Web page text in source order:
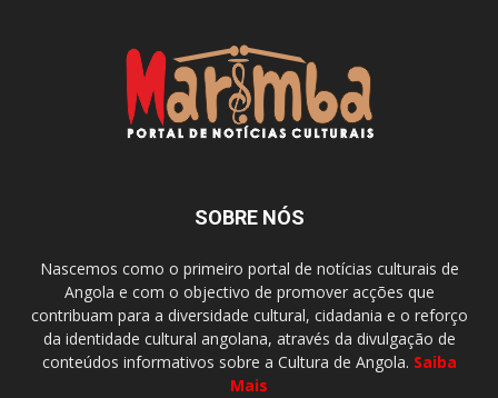
SOBRE NÓS
Nascemos como o primeiro portal de notícias culturais de
Angola e com o objectivo de promover acções que
contribuam para a diversidade cultural, cidadania e o reforço
da identidade cultural angolana, através da divulgação de
conteúdos informativos sobre a Cultura de Angola. Saiba
Mais